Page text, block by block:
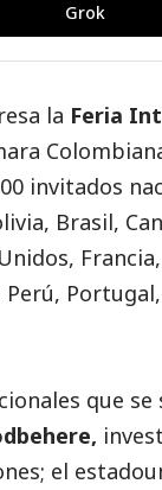
Grok
la Feria
invitados
Brasil,
que se
el